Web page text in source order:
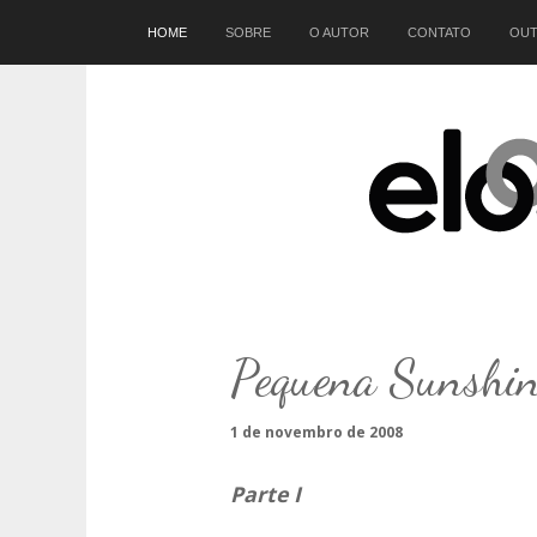
HOME SOBRE O AUTOR CONTATO Início
Pequena
1 de novembro de 2008
Parte I